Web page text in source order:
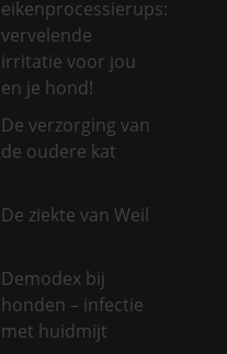
eikenprocessierups:
vervelende
irritatie voor jou
en je hond!
De verzorging van
de oudere kat
De ziekte van Weil
Demodex bij
honden – infectie
met huidmijt